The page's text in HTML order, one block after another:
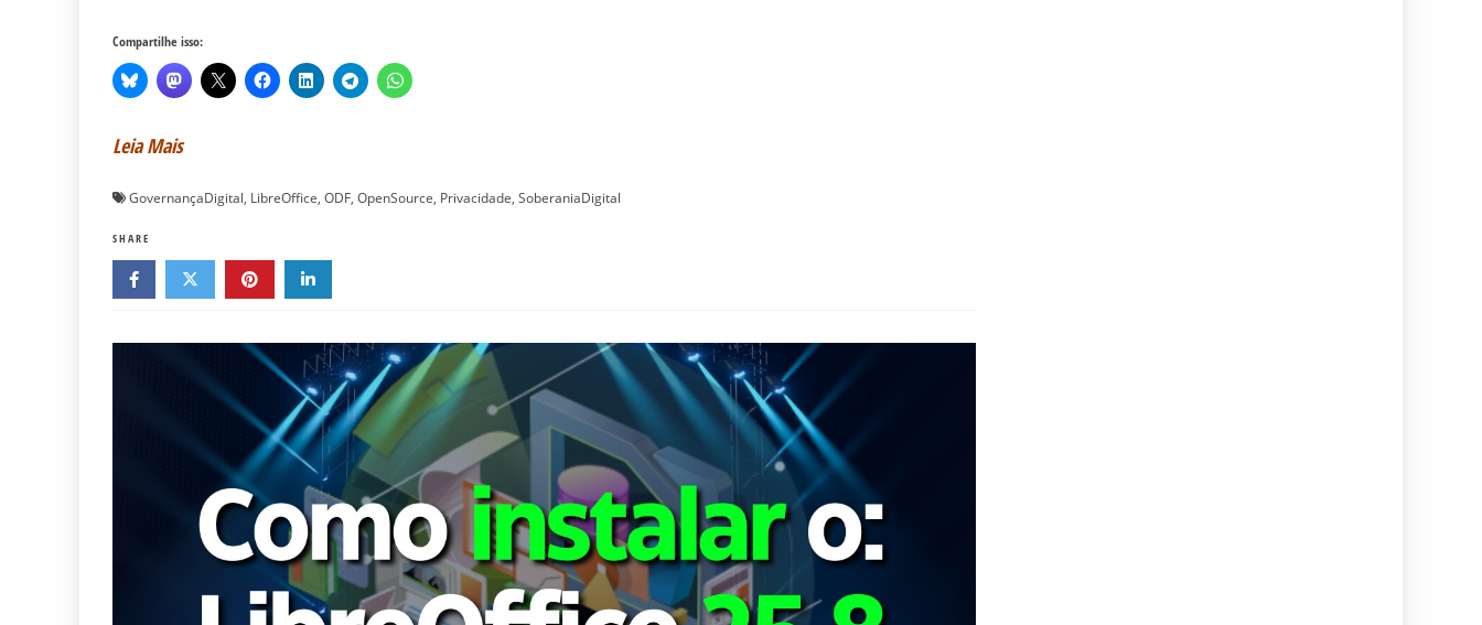
Compartilhe isso:
Leia Mais
GovernançaDigital, LibreOffice, ODF, OpenSource, Privacidade, SoberaniaDigital
SHARE